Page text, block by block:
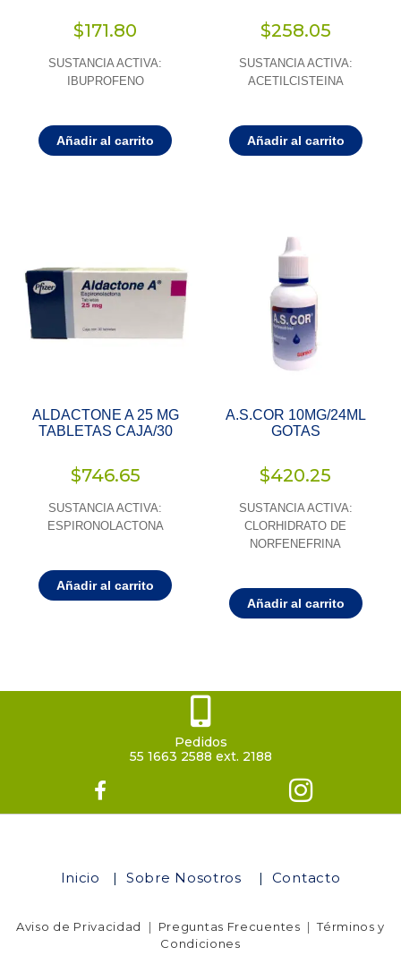
$171.80
SUSTANCIA ACTIVA:
IBUPROFENO
Añadir al carrito
$258.05
SUSTANCIA ACTIVA:
ACETILCISTEINA
Añadir al carrito
ALDACTONE A 25 MG
TABLETAS CAJA/30
$746.65
SUSTANCIA ACTIVA:
ESPIRONOLACTONA
Añadir al carrito
A.S.COR 10MG/24ML
GOTAS
$420.25
SUSTANCIA ACTIVA:
CLORHIDRATO DE
NORFENEFRINA
Añadir al carrito
Pedidos
55 1663 2588 ext. 2188
Inicio |Sobre Nosotros | Contacto
Aviso de Privacidad | Preguntas Frecuentes |Términos y
Condiciones